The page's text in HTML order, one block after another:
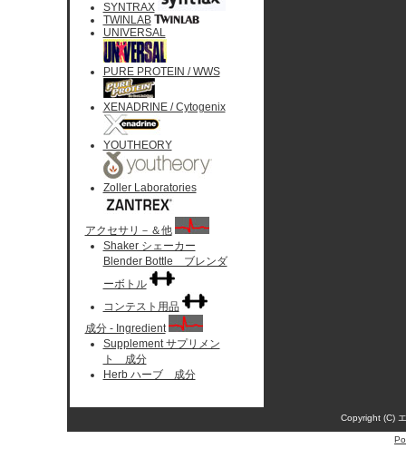
SYNTRAX
TWINLAB
UNIVERSAL
PURE PROTEIN / WWS
XENADRINE / Cytogenix
YOUTHEORY
Zoller Laboratories
アクセサリ－＆他
Shaker シェーカー
Blender Bottle ブレンダ
ーボトル
コンテスト用品
成分 - Ingredient
Supplement サプリメン
ト 成分
Herb ハーブ 成分
Copyright (C)